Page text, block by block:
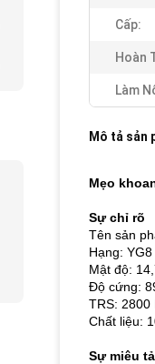
Cấp:
Hoàn
Làm
Mô tả sản
Mẹo
Sự chỉ rõ
Tên sản
Hạng: YG8
Mật độ:
Độ cứng:
TRS: 2800
Chất liệu:
Sự miêu tả